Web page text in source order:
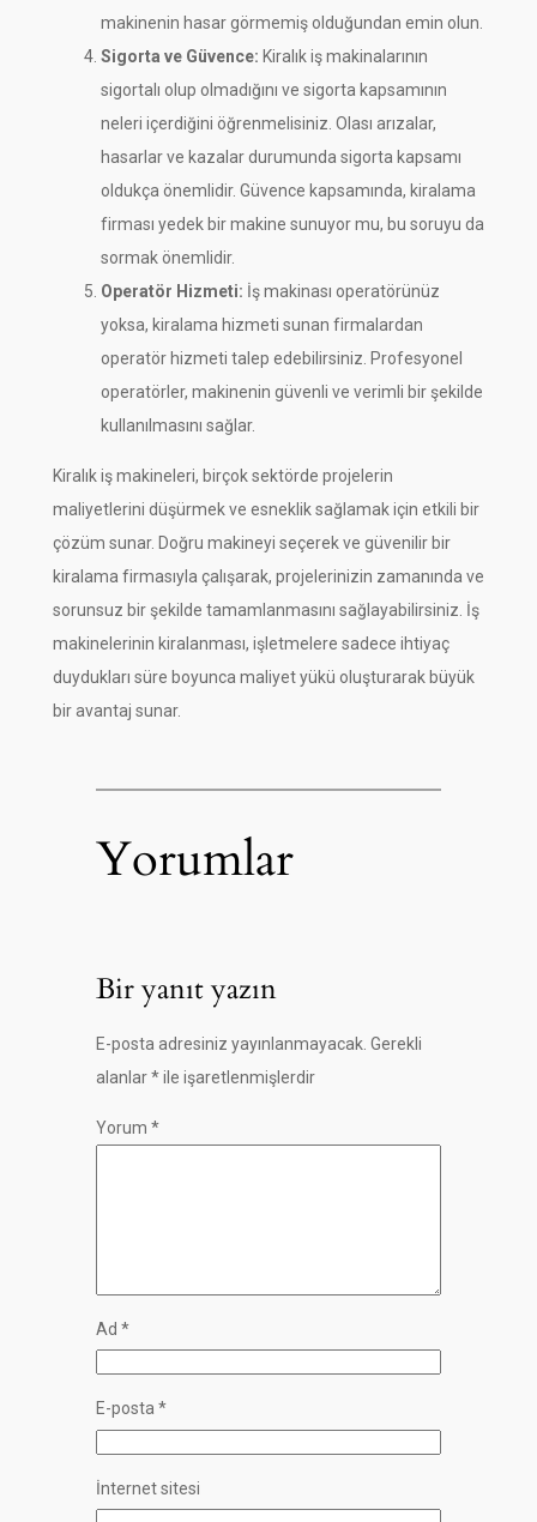
makinenin hasar görmemiş olduğundan emin olun.
Sigorta ve Güvence: Kiralık iş makinalarının
sigortalı olup olmadığını ve sigorta kapsamının
neleri içerdiğini öğrenmelisiniz. Olası arızalar,
hasarlar ve kazalar durumunda sigorta kapsamı
oldukça önemlidir. Güvence kapsamında, kiralama
firması yedek bir makine sunuyor mu, bu soruyu da
sormak önemlidir.
Operatör Hizmeti: İş makinası operatörünüz
yoksa, kiralama hizmeti sunan firmalardan
operatör hizmeti talep edebilirsiniz. Profesyonel
operatörler, makinenin güvenli ve verimli bir şekilde
kullanılmasını sağlar.
Kiralık iş makineleri, birçok sektörde projelerin
maliyetlerini düşürmek ve esneklik sağlamak için etkili bir
çözüm sunar. Doğru makineyi seçerek ve güvenilir bir
kiralama firmasıyla çalışarak, projelerinizin zamanında ve
sorunsuz bir şekilde tamamlanmasını sağlayabilirsiniz. İş
makinelerinin kiralanması, işletmelere sadece ihtiyaç
duydukları süre boyunca maliyet yükü oluşturarak büyük
bir avantaj sunar.
Yorumlar
Bir yanıt yazın
E-posta adresiniz yayınlanmayacak. Gerekli
alanlar*ile işaretlenmişlerdir
Yorum *
Ad *
E-posta *
İnternet sitesi